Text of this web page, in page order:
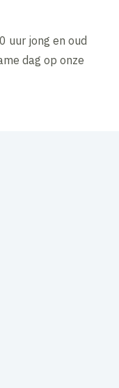
uur jong en oud
dag op onze